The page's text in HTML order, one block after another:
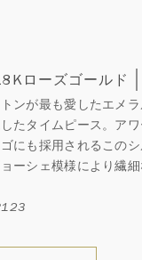
ローズゴールド
ンが最も愛したエメ
たタイムピース。ア
にも採用されるこの
ーシェ模様により繊細